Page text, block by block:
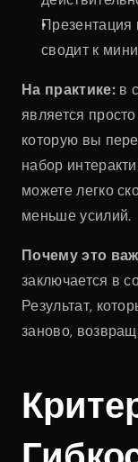
Презентация
сводит к
На практике: в
является
которую вы
набор
можете легко
меньше усилий.
Почему это
заключается в
Результат,
заново,